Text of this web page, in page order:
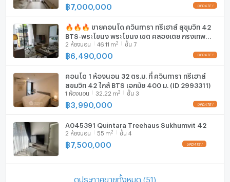
งานมืออาชีพ ✅
฿7,000,000
🔥🔥🔥 ขายคอนโด ควินทารา ทรีเฮาส์ สุขุมวิท 42
BTS-พระโขนง พระโขนง เขต คลองเตย กรุงเทพ
CX-125545 ✅ ทักไลน์ @connexproperty ตอบ
ทันที ทีมงานมืออาชีพ ✅ 🔥🔥🔥
2 ห้องนอน 46.11 m2 ชั้น 7
฿6,490,000
คอนโด 1 ห้องนอน 32 ตร.ม. ที่ ควินทารา ทรีเฮาส์
สุขุมวิท 42 ใกล้ BTS เอกมัย 400 ม. (ID 2993311)
1 ห้องนอน 32.22 m2 ชั้น 3
฿3,990,000
A045391 Quintara Treehaus Sukhumvit 42
2 ห้องนอน 55 m2 ชั้น 4
฿7,500,000
ดูประกาศขายทั้งหมด (51)